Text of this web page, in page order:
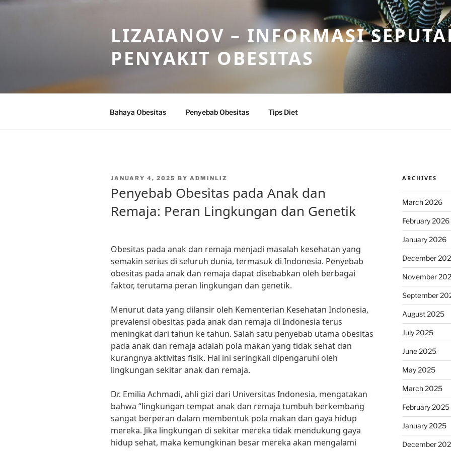
Skip
LIZAIANOV – INFORMASI
PENYAKIT OBESITAS
Bahaya Obesitas Penyebab Obesitas Tips Diet
POSTED
JANUARY 4, 2025 BY ADMINLIZ
Penyebab Obesitas pada Anak dan
Remaja: Peran Lingkungan dan Genetik
Obesitas pada anak dan remaja menjadi masalah kesehatan yang
semakin serius di seluruh dunia, termasuk di Indonesia. Penyebab
obesitas pada anak dan remaja dapat disebabkan oleh berbagai
faktor, terutama peran lingkungan dan genetik.
Menurut data yang dilansir oleh Kementerian Kesehatan Indonesia,
prevalensi obesitas pada anak dan remaja di Indonesia terus
meningkat dari tahun ke tahun. Salah satu penyebab utama obesitas
pada anak dan remaja adalah pola makan yang tidak sehat dan
kurangnya aktivitas fisik. Hal ini seringkali dipengaruhi oleh
lingkungan sekitar anak dan remaja.
Dr. Emilia Achmadi, ahli gizi dari Universitas Indonesia, mengatakan
bahwa “lingkungan tempat anak dan remaja tumbuh berkembang
sangat berperan dalam membentuk pola makan dan gaya hidup
mereka. Jika lingkungan di sekitar mereka tidak mendukung gaya
hidup sehat, maka kemungkinan besar mereka akan mengalami
ARCHIVES
March 2026
February 2026
January 2026
December
November
September
August 2025
July 2025
June 2025
May 2025
March 2025
February 2025
January 2025
December